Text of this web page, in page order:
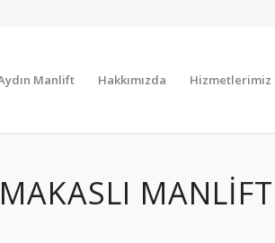
Manlift Hakkımızda Hizmetlerimiz